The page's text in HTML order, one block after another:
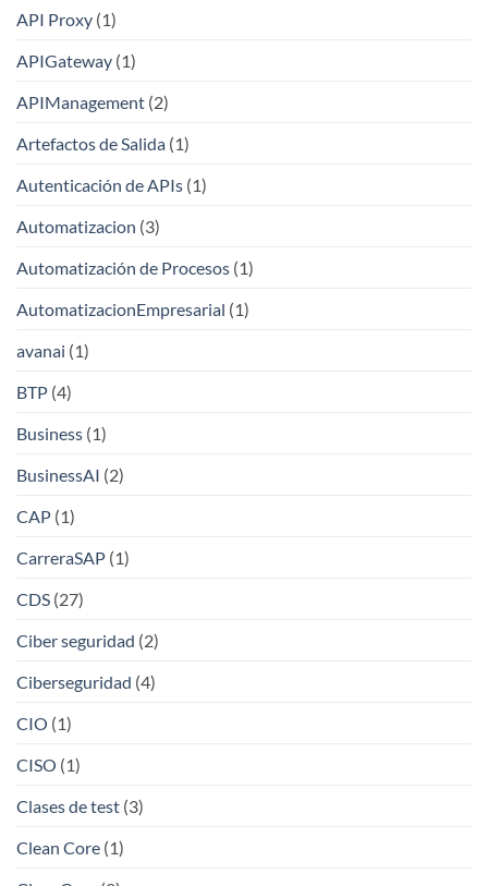
API Proxy (1)
APIGateway (1)
APIManagement (2)
Artefactos de Salida (1)
Autenticación de APIs (1)
Automatizacion (3)
Automatización de Procesos (1)
AutomatizacionEmpresarial (1)
avanai (1)
BTP (4)
Business (1)
BusinessAI (2)
CAP (1)
CarreraSAP (1)
CDS (27)
Ciber seguridad (2)
Ciberseguridad (4)
CIO (1)
CISO (1)
Clases de test (3)
Clean Core (1)